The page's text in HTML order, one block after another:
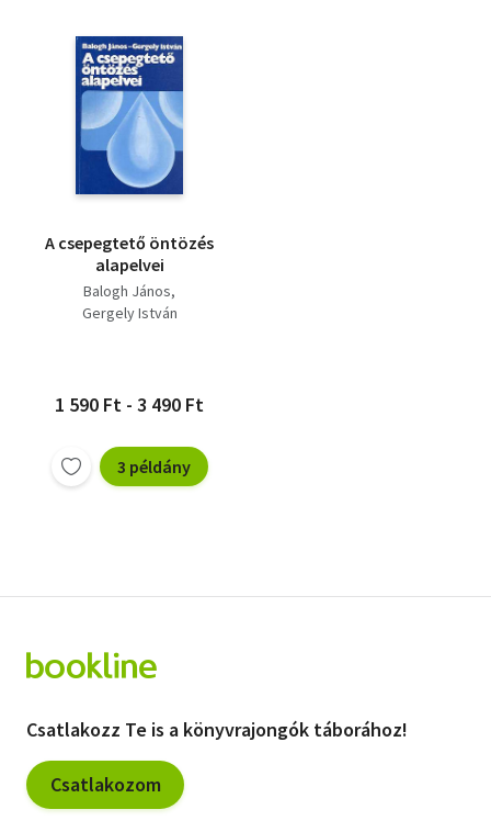
A csepegtető öntözés
alapelvei
Balogh János
Gergely István
1 590 Ft - 3 490 Ft
3 példány
Csatlakozz Te is a könyvrajongók táborához!
Csatlakozom